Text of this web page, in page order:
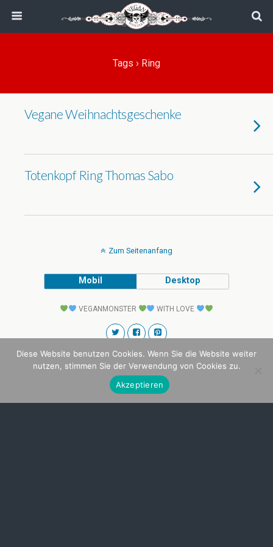
Tags › Ring
Vegane Weihnachtsgeschenke
Totenkopf Ring Thomas Sabo
Zum Seitenanfang
Mobil Desktop
VEGANMONSTER WITH LOVE
Diese Website benutzen Cookies. Wenn Sie die Website weiter
nutzen, stimmen Sie der Verwendung von Cookies zu.
Akzeptieren